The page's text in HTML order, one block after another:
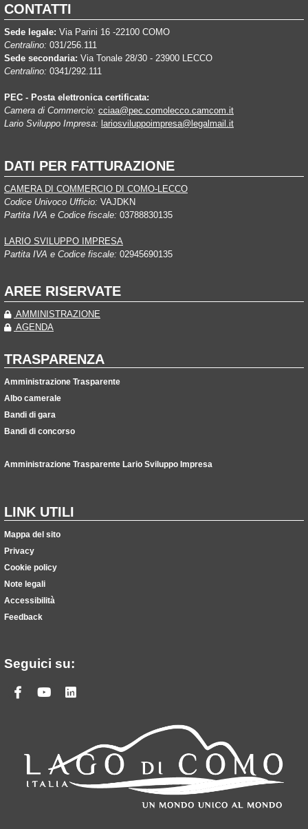
CONTATTI
Sede legale: Via Parini 16 -22100 COMO
Centralino: 031/256.111
Sede secondaria: Via Tonale 28/30 - 23900 LECCO
Centralino: 0341/292.111
PEC - Posta elettronica certificata:
Camera di Commercio: cciaa@pec.comolecco.camcom.it
Lario Sviluppo Impresa: lariosviluppoimpresa@legalmail.it
DATI PER FATTURAZIONE
CAMERA DI COMMERCIO DI COMO-LECCO
Codice Univoco Ufficio: VAJDKN
Partita IVA e Codice fiscale: 03788830135
LARIO SVILUPPO IMPRESA
Partita IVA e Codice fiscale: 02945690135
AREE RISERVATE
AMMINISTRAZIONE
AGENDA
TRASPARENZA
Amministrazione Trasparente
Albo camerale
Bandi di gara
Bandi di concorso
Amministrazione Trasparente Lario Sviluppo Impresa
LINK UTILI
Mappa del sito
Privacy
Cookie policy
Note legali
Accessibilità
Feedback
Seguici su:
Facebook
Youtube